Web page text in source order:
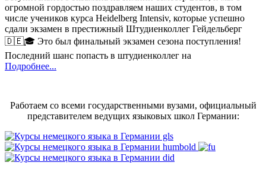
огромной гордостью поздравляем наших студентов, в том
числе учеников курса Heidelberg Intensiv, которые успешно
сдали экзамен в престижный Штудиенколлег Гейдельберг
🇩🇪🎓 Это был финальный экзамен сезона поступления!
Последний шанс попасть в штудиенколлег на
Подробнее...
Работаем со всеми государственными вузами, официальный
представителем ведущих языковых школ Германии: